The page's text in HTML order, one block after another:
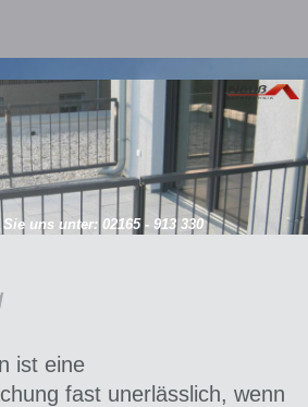
uns unter: 02165 - 913 330
ist eine
fast unerlässlich, wenn